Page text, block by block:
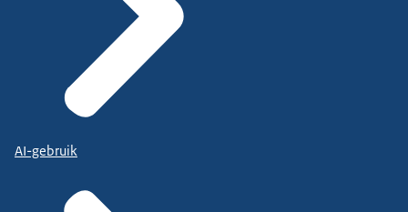
AI-gebruik